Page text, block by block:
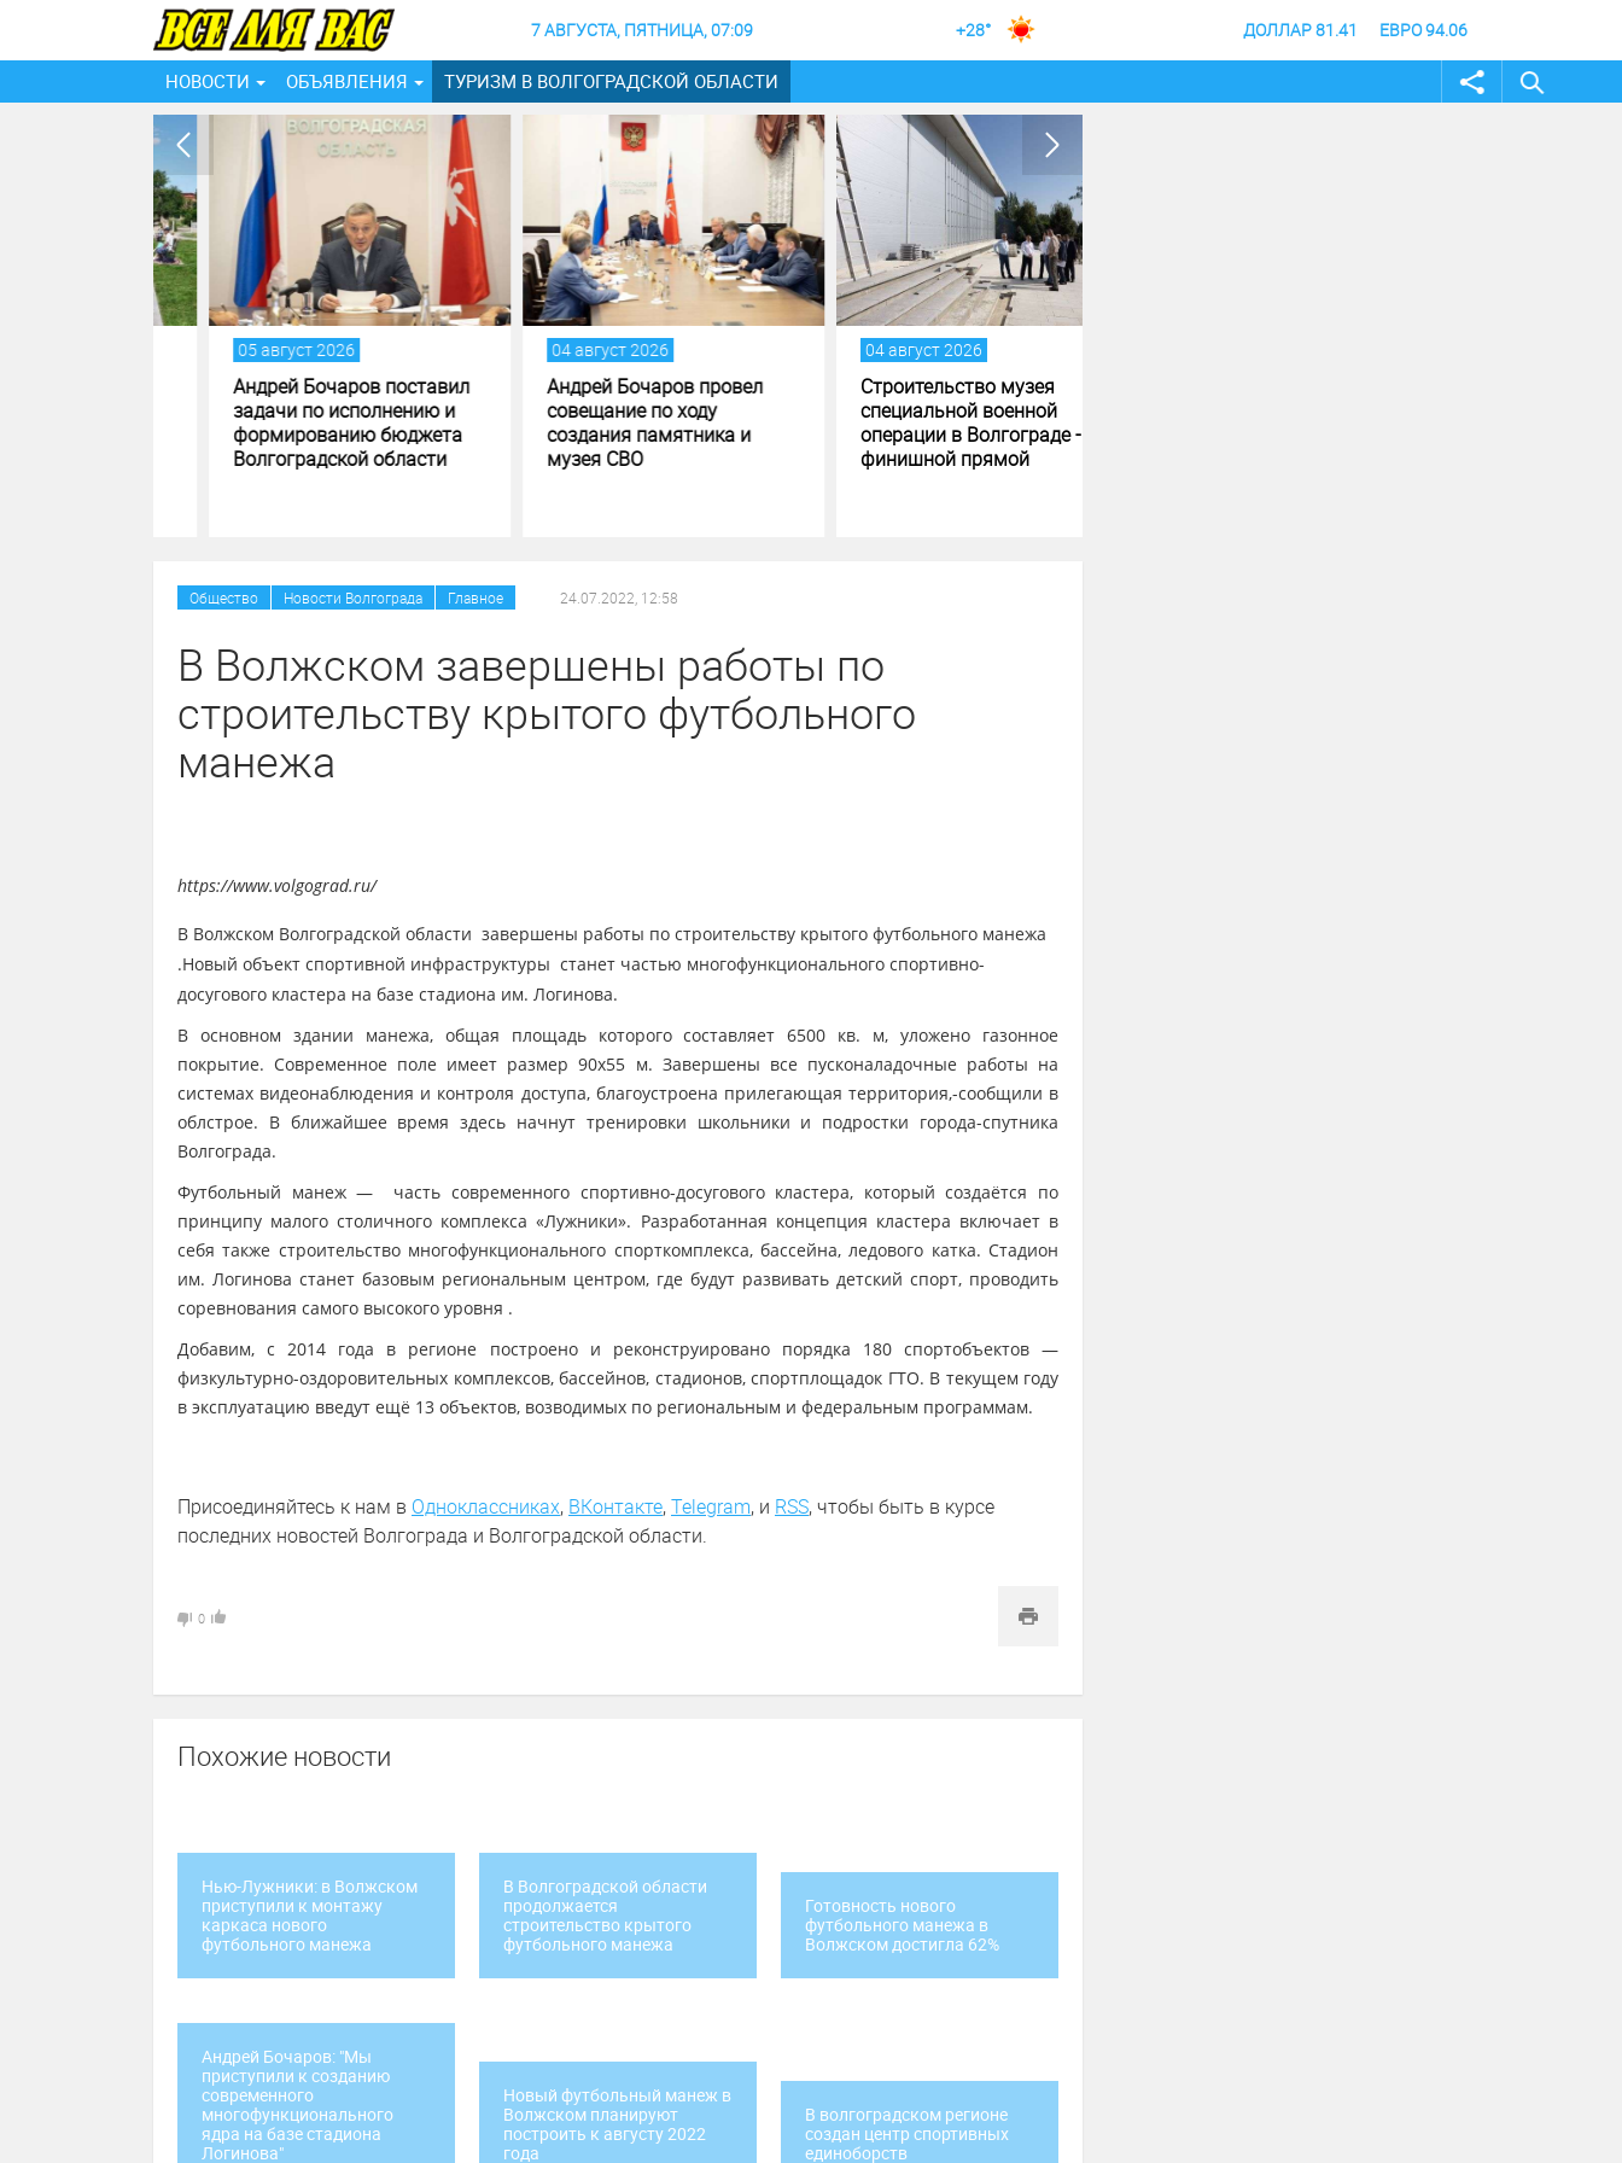
7 АВГУСТА, ПЯТНИЦА, 07:09 +28° ДОЛЛАР 81.41 ЕВРО 94.06
НОВОСТИ ОБЪЯВЛЕНИЯ ТУРИЗМ В ВОЛГОГРАДСКОЙ ОБЛАСТИ
05 август 2026
Андрей Бочаров поставил
задачи по исполнению и
формированию бюджета
Волгоградской области
04 август 2026
Андрей Бочаров провел
совещание по ходу
создания памятника и
музея СВО
04 август 2026
Строительство музея
специальной военной
операции в Волгограде - на
финишной прямой
Общество Новости Волгограда Главное 24.07.2022, 12:58
В Волжском завершены работы по
строительству крытого футбольного
манежа
https://www.volgograd.ru/
В Волжском Волгоградской области завершены работы по строительству крытого футбольного манежа
.Новый объект спортивной инфраструктуры станет частью многофункционального спортивно-
досугового кластера на базе стадиона им. Логинова.
В основном здании манежа, общая площадь которого составляет 6500 кв. м, уложено газонное
покрытие. Современное поле имеет размер 90х55 м. Завершены все пусконаладочные работы на
системах видеонаблюдения и контроля доступа, благоустроена прилегающая территория,-сообщили в
облстрое. В ближайшее время здесь начнут тренировки школьники и подростки города-спутника
Волгограда.
Футбольный манеж — часть современного спортивно-досугового кластера, который создаётся по
принципу малого столичного комплекса «Лужники». Разработанная концепция кластера включает в
себя также строительство многофункционального спорткомплекса, бассейна, ледового катка. Стадион
им. Логинова станет базовым региональным центром, где будут развивать детский спорт, проводить
соревнования самого высокого уровня .
Добавим, с 2014 года в регионе построено и реконструировано порядка 180 спортобъектов —
физкультурно-оздоровительных комплексов, бассейнов, стадионов, спортплощадок ГТО. В текущем году
в эксплуатацию введут ещё 13 объектов, возводимых по региональным и федеральным программам.
Присоединяйтесь к нам в Одноклассниках, ВКонтакте,Telegram, и RSS, чтобы быть в курсе
последних новостей Волгограда и Волгоградской области.
0
Похожие новости
Нью-Лужники: в Волжском
приступили к монтажу
каркаса нового
футбольного манежа
В Волгоградской области
продолжается
строительство крытого
футбольного манежа
Готовность нового
футбольного манежа в
Волжском достигла 62%
Андрей Бочаров: "Мы
приступили к созданию
современного
многофункционального
ядра на базе стадиона
Логинова"
Новый футбольный манеж в
Волжском планируют
построить к августу 2022
года
В волгоградском регионе
создан центр спортивных
единоборств